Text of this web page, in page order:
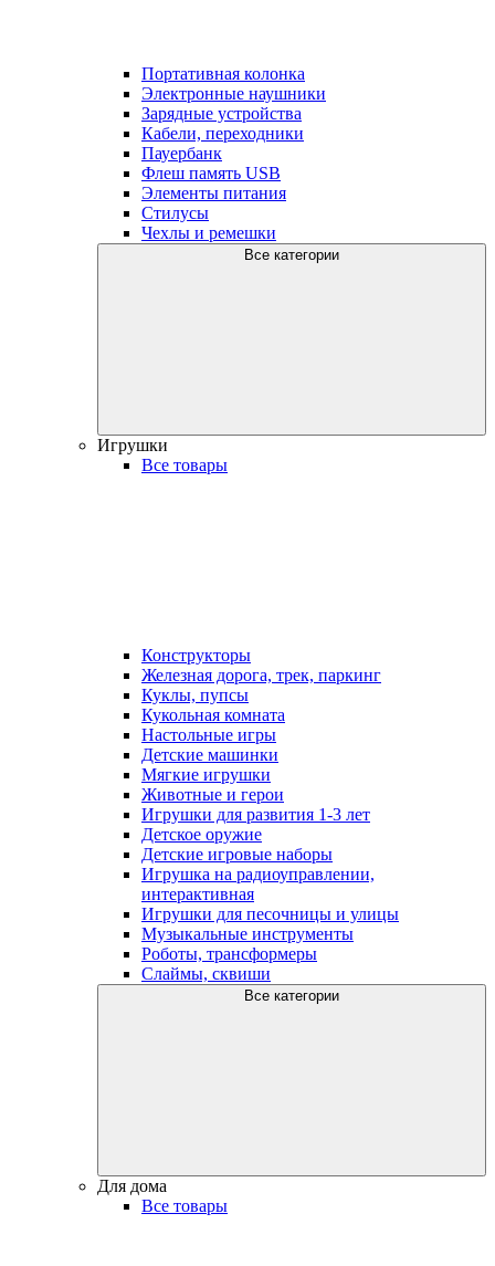
Портативная колонка
Электронные наушники
Зарядные устройства
Кабели, переходники
Пауербанк
Флеш память USB
Элементы питания
Стилусы
Чехлы и ремешки
Все категории
Игрушки
Все товары
Конструкторы
Железная дорога, трек, паркинг
Куклы, пупсы
Кукольная комната
Настольные игры
Детские машинки
Мягкие игрушки
Животные и герои
Игрушки для развития 1-3 лет
Детское оружие
Детские игровые наборы
Игрушка на радиоуправлении,
интерактивная
Игрушки для песочницы и улицы
Музыкальные инструменты
Роботы, трансформеры
Слаймы, сквиши
Все категории
Для дома
Все товары